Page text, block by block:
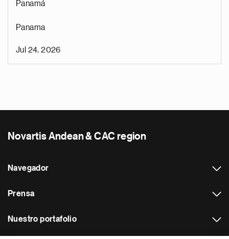
Panamá
Panama
Jul 24, 2026
Novartis Andean & CAC region
Navegador
Prensa
Nuestro portafolio